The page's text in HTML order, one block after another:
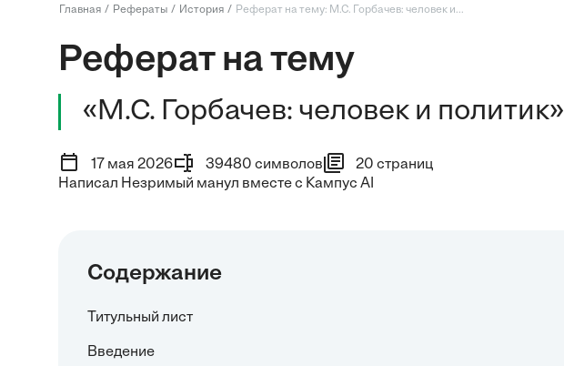
Главная Рефераты История Реферат на тему: М.С. Горбачев: человек и...
Реферат на тему
«М.С. Горбачев: человек и политик»
17 мая 2026 39480 символов
20 страниц
Написал Незримый манул вместе с Кампус AI
Содержание
Титульный лист
Введение